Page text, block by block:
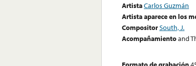
ArtistaCarlos Guzmán
Artista aparece en los
CompositorSouth, J.
Acompañamientoand